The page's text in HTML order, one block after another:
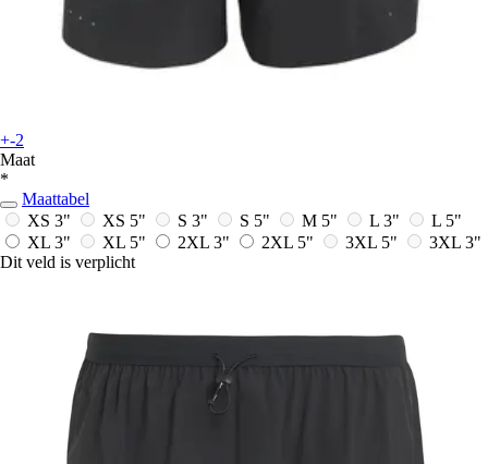
+-2
Maat
*
Maattabel
XS 3"
XS 5" S 3" S 5" M 5" L 3"
L 5"
XL 3"
XL 5" 2XL 3" 2XL 5" 3XL 5"
3XL 3"
Dit veld is verplicht